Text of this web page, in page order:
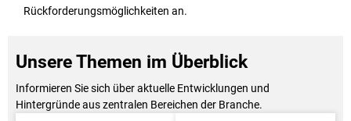
Rückforderungsmöglichkeiten an.
Unsere Themen im Überblick
Informieren Sie sich über aktuelle Entwicklungen und
Hintergründe aus zentralen Bereichen der Branche.